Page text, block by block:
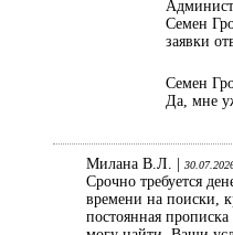
Семен
заявки
Семен
Да, мне
Милана В.Л. |
Срочно требуется
времени на поиски,
постоянная